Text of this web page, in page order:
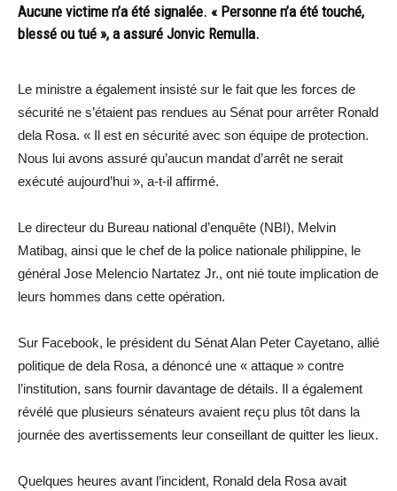
Aucune victime n’a été signalée. « Personne n’a été touché,
blessé ou tué », a assuré Jonvic Remulla.
Le ministre a également insisté sur le fait que les forces de
sécurité ne s’étaient pas rendues au Sénat pour arrêter Ronald
dela Rosa. « Il est en sécurité avec son équipe de protection.
Nous lui avons assuré qu’aucun mandat d’arrêt ne serait
exécuté aujourd’hui », a-t-il affirmé.
Le directeur du Bureau national d’enquête (NBI), Melvin
Matibag, ainsi que le chef de la police nationale philippine, le
général Jose Melencio Nartatez Jr., ont nié toute implication de
leurs hommes dans cette opération.
Sur Facebook, le président du Sénat Alan Peter Cayetano, allié
politique de dela Rosa, a dénoncé une « attaque » contre
l’institution, sans fournir davantage de détails. Il a également
révélé que plusieurs sénateurs avaient reçu plus tôt dans la
journée des avertissements leur conseillant de quitter les lieux.
Quelques heures avant l’incident, Ronald dela Rosa avait